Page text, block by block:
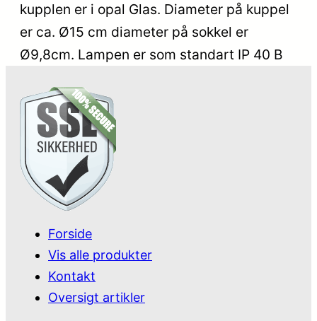
kupplen er i opal Glas. Diameter på kuppel
er ca. Ø15 cm diameter på sokkel er
Ø9,8cm. Lampen er som standart IP 40 B
Forside
Vis alle produkter
Kontakt
Oversigt artikler